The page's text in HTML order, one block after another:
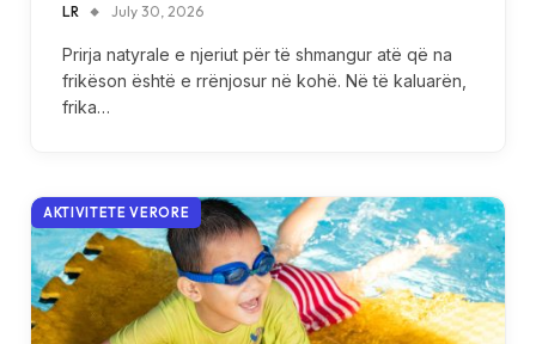
LR July 30, 2026
Prirja natyrale e njeriut për të shmangur atë që na
frikëson është e rrënjosur në kohë. Në të kaluarën,
frika…
AKTIVITETE VERORE